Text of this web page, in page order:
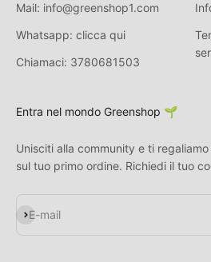
Mail: info@greenshop1.com
Whatsapp: clicca qui
Chiamaci: 3780681503
Entra nel mondo Greenshop 🌱
Unisciti alla community e ti
sul tuo primo ordine. Richiedi il tuo
E-mail
Iscriviti alla newsletter